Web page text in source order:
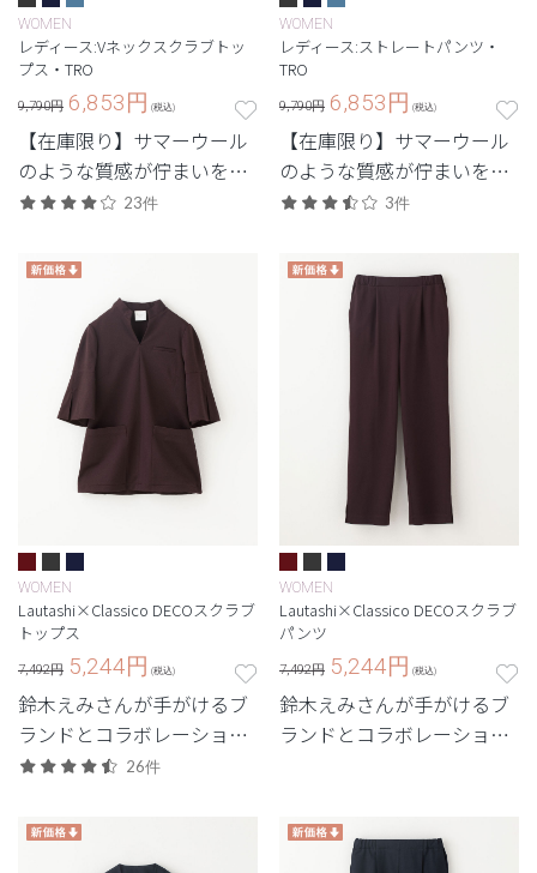
WOMEN
レディース:Vネックスクラブトッ
プス・TRO
9,790円 6,853円 (税込)
【在庫限り】サマーウール
のような質感が佇まいをス
マートに引き立てるTRO(ト
23件
WOMEN
レディース:ストレートパンツ・
TRO
9,790円 6,853円 (税込)
【在庫限り】サマーウール
のような質感が佇まいをス
マートに引き立てるTRO(ト
3件
WOMEN
Lautashi×Classico DECOスクラブ
トップス
7,492円 5,244円 (税込)
鈴木えみさんが手がけるブ
ランドとコラボレーショ
ン。纏う人の輪郭を深く惹
ン。
26件
WOMEN
Lautashi×Classico DECOスクラブ
パンツ
7,492円 5,244円 (税込)
鈴木えみさんが手がけるブ
ランドとコラボレーショ
ン。